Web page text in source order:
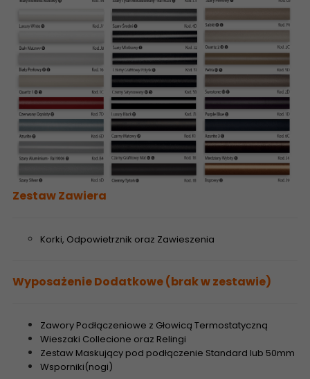
Zestaw Zawiera
Korki, Odpowietrznik oraz Zawieszenia
Wyposażenie Dodatkowe (brak w zestawie)
Zawory Podłączeniowe z Głowicą Termostatyczną
Wieszaki Collecione oraz Relingi
Zestaw Maskujący pod podłączenie Standard lub 50mm
Wsporniki(nogi)